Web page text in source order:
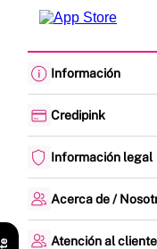
Información
Política de envíos
Preguntas frecuentes
Encuesta de
Credipink
Paga aquí tu Credi-Pink
Actualización de datos
Información legal
Política de tratamiento
Acerca de /
Nuestras tiendas
Atención al cliente